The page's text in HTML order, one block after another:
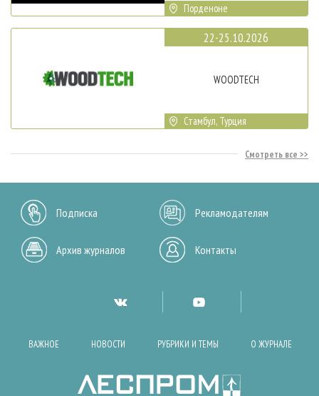
Порденоне
22-25.10.2026
WOODTECH
Стамбул, Турция
Смотреть все
Подписка Рекламодателям
Архив журналов Контакты
ВАЖНОЕ НОВОСТИ РУБРИКИ И ТЕМЫ О ЖУРНАЛЕ